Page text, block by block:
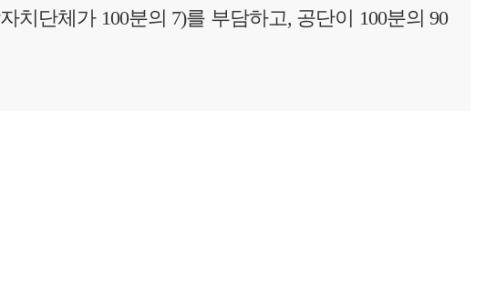
치단체가 100분의 7)를 부담하고, 공단이 100분의 90